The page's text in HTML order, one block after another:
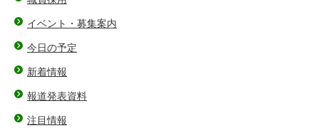
イベント・募集案内
今日の予定
新着情報
報道発表資料
注目情報